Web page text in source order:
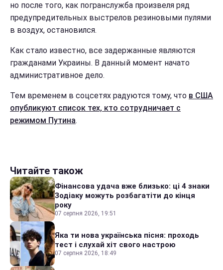
но после того, как погранслужба произвеля ряд
предупредительных выстрелов резиновыми пулями
в воздух, остановился.
Как стало известно, все задержанные являются
гражданами Украины. В данный момент начато
административное дело.
Тем временем в соцсетях радуются тому, что в США
опубликуют список тех, кто сотрудничает с
режимом Путина.
Читайте також
Фінансова удача вже близько: ці 4 знаки
Зодіаку можуть розбагатіти до кінця
року
07 серпня 2026, 19:51
Яка ти нова українська пісня: проходь
тест і слухай хіт свого настрою
07 серпня 2026, 18:49